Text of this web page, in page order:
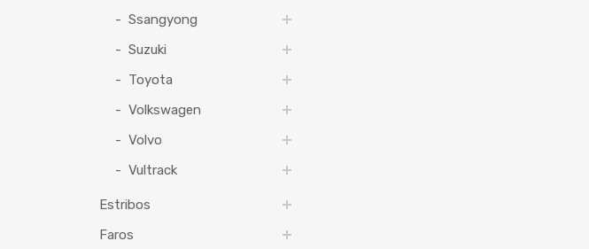
Ssangyong
Suzuki
Toyota
Volkswagen
Volvo
Vultrack
Estribos
Faros